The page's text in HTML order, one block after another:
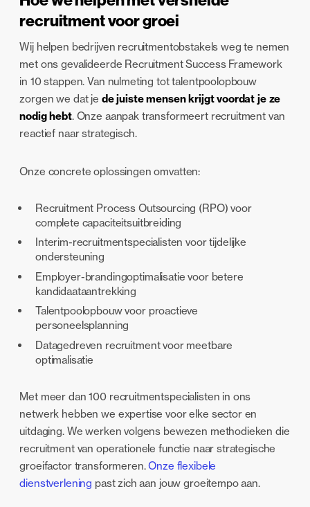
recruitment voor groei
Wij helpen bedrijven recruitmentobstakels weg te nemen
met ons gevalideerde Recruitment Success Framework
in 10 stappen. Van nulmeting tot talentpoolopbouw
zorgen we dat je de juiste mensen krijgt voordat je ze
nodig hebt. Onze aanpak transformeert recruitment van
reactief naar strategisch.
Onze concrete oplossingen omvatten:
Recruitment Process Outsourcing (RPO) voor
complete capaciteitsuitbreiding
Interim-recruitmentspecialisten voor tijdelijke
ondersteuning
Employer-brandingoptimalisatie voor betere
kandidaataantrekking
Talentpoolopbouw voor proactieve
personeelsplanning
Datagedreven recruitment voor meetbare
optimalisatie
Met meer dan 100 recruitmentspecialisten in ons
netwerk hebben we expertise voor elke sector en
uitdaging. We werken volgens bewezen methodieken die
recruitment van operationele functie naar strategische
groeifactor transformeren.Onze flexibele
dienstverlening past zich aan jouw groeitempo aan.